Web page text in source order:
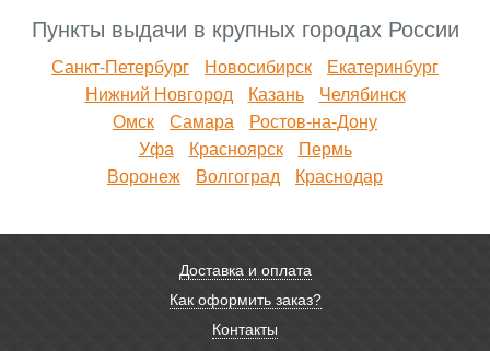
Пункты выдачи в крупных городах России
Санкт-Петербург Новосибирск
Екатеринбург
Нижний Новгород
Казань
Челябинск
Омск
Самара
Ростов-на-Дону
Уфа
Красноярск
Пермь
Воронеж
Волгоград Краснодар
Доставка и оплата
Как оформить заказ?
Контакты